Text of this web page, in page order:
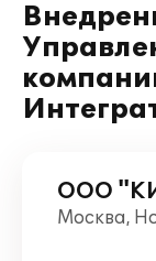
ООО
Москва,